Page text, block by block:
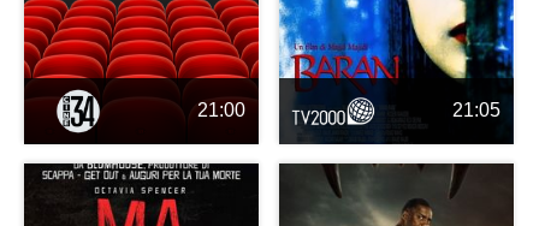
21:00 21:05